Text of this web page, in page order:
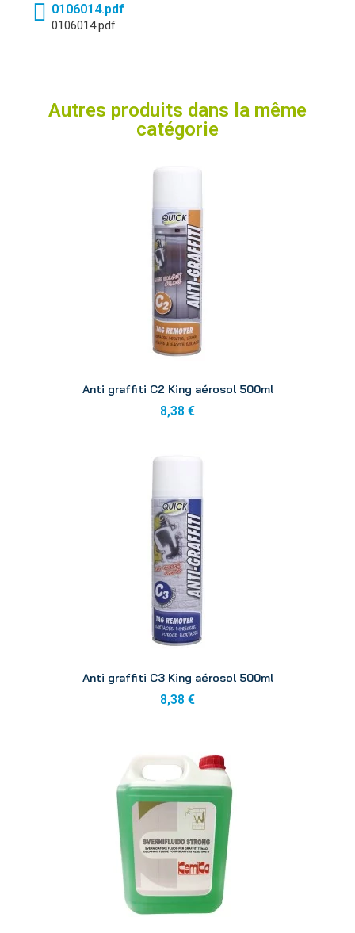
0106014.pdf
0106014.pdf
Autres produits dans la même
catégorie
Anti graffiti C2 King aérosol 500ml
8,38 €
Anti graffiti C3 King aérosol 500ml
8,38 €